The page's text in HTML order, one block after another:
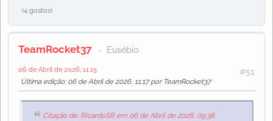
(4 gostos)
TeamRocket37 Eusébio
#51
06 de Abril de 2026, 11:15
Última edição: 06 de Abril de 2026, 11:17 por TeamRocket37
Citação de: RicardoSR em 06 de Abril de 2026, 09:38